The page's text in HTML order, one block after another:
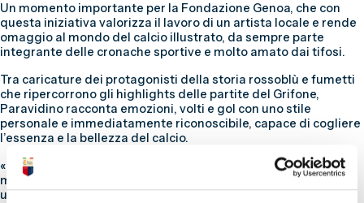
Un momento importante per la Fondazione Genoa, che con
questa iniziativa valorizza il lavoro di un artista locale e rende
omaggio al mondo del calcio illustrato, da sempre parte
integrante delle cronache sportive e molto amato dai tifosi.
Tra caricature dei protagonisti della storia rossoblù e fumetti
che ripercorrono gli highlights delle partite del Grifone,
Paravidino racconta emozioni, volti e gol con uno stile
personale e immediatamente riconoscibile, capace di cogliere
l’essenza e la bellezza del calcio.
«Ho cominciato quasi per gioco a mostrare le mie opere sul
mio canale YouTube» – racconta l’artista – «oggi inaugurare
una mostra al Museo del Genoa è un’emozione indescrivibile».